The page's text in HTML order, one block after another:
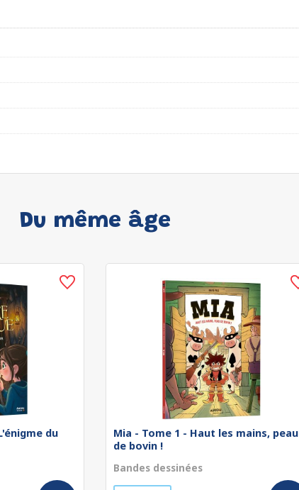
Du même âge
du
Mia - Tome 1 - Haut les mains, peau
de bovin !
Bandes dessinées